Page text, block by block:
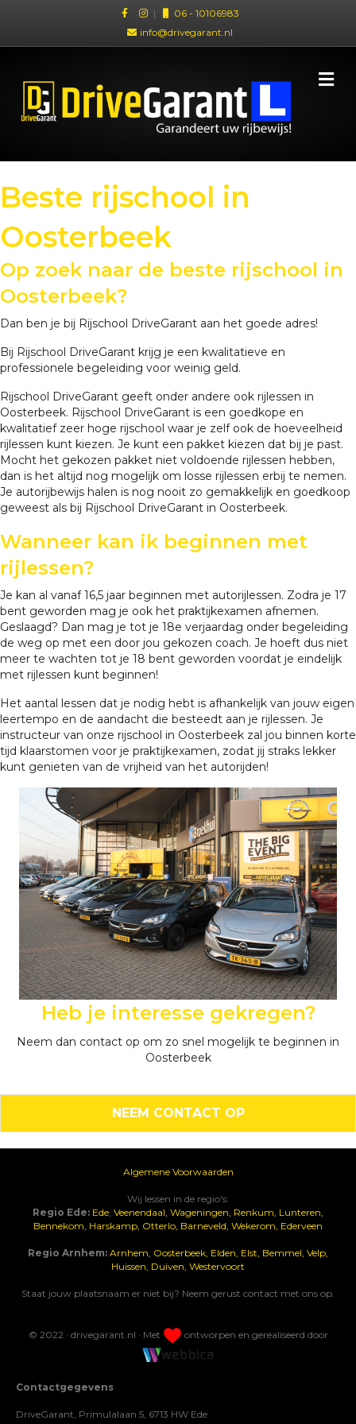
|
06 - 10106983
info@drivegarant.nl
Beste rijschool in
Oosterbeek
Op zoek naar de beste rijschool in
Oosterbeek?
Dan ben je bij Rijschool DriveGarant aan het goede adres!
Bij Rijschool DriveGarant krijg je een kwalitatieve en
professionele begeleiding voor weinig geld.
Rijschool DriveGarant geeft onder andere ook rijlessen in
Oosterbeek. Rijschool DriveGarant is een goedkope en
kwalitatief zeer hoge rijschool waar je zelf ook de hoeveelheid
rijlessen kunt kiezen. Je kunt een pakket kiezen dat bij je past.
Mocht het gekozen pakket niet voldoende rijlessen hebben,
dan is het altijd nog mogelijk om losse rijlessen erbij te nemen.
Je autorijbewijs halen is nog nooit zo gemakkelijk en goedkoop
geweest als bij Rijschool DriveGarant in Oosterbeek.
Wanneer kan ik beginnen met
rijlessen?
Je kan al vanaf 16,5 jaar beginnen met autorijlessen. Zodra je 17
bent geworden mag je ook het praktijkexamen afnemen.
Geslaagd? Dan mag je tot je 18e verjaardag onder begeleiding
de weg op met een door jou gekozen coach. Je hoeft dus niet
meer te wachten tot je 18 bent geworden voordat je eindelijk
met rijlessen kunt beginnen!
Het aantal lessen dat je nodig hebt is afhankelijk van jouw eigen
leertempo en de aandacht die besteedt aan je rijlessen. Je
instructeur van onze rijschool in Oosterbeek zal jou binnen korte
tijd klaarstomen voor je praktijkexamen, zodat jij straks lekker
kunt genieten van de vrijheid van het autorijden!
Heb je interesse gekregen?
Neem dan contact op om zo snel mogelijk te beginnen in
Oosterbeek
NEEM CONTACT OP
Algemene Voorwaarden
Wij lessen in de regio's:
Regio Ede: Ede, Veenendaal, Wageningen, Renkum, Lunteren,
Bennekom, Harskamp, Otterlo, Barneveld, Wekerom, Ederveen
Regio Arnhem: Arnhem, Oosterbeek, Elden, Elst, Bemmel, Velp,
Huissen, Duiven, Westervoort
Staat jouw plaatsnaam er niet bij? Neem gerust contact met ons op.
© 2022 · drivegarant.nl · Met ontworpen en gerealiseerd door
Contactgegevens
DriveGarant, Primulalaan 5, 6713 HW Ede